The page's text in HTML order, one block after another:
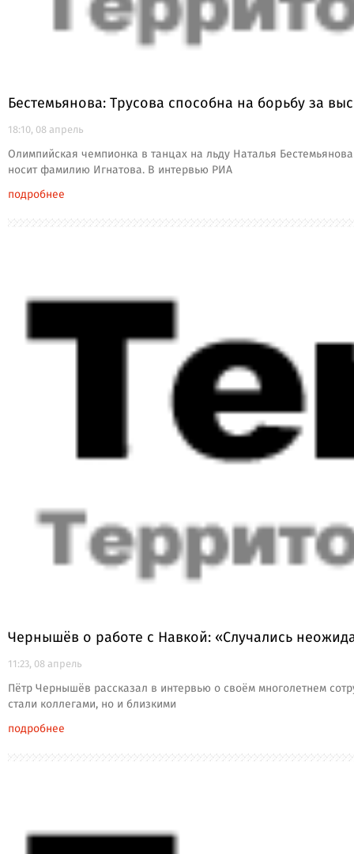
Бестемьянова: Трусова способна на борьбу за
18:10, 08 апрель
Олимпийская чемпионка в танцах на льду Наталья
носит фамилию Игнатова. В интервью РИА
подробнее
Чернышёв о работе с Навкой: «Случались
11:23, 08 апрель
Пётр Чернышёв рассказал в интервью о своём многолетнем
стали коллегами, но и близкими
подробнее